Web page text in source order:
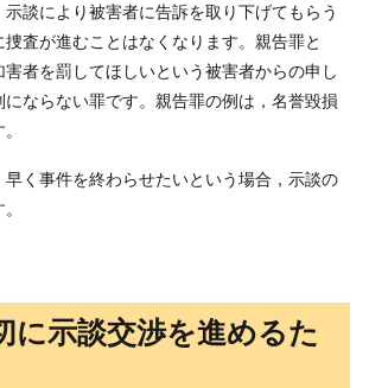
談により被害者に告訴を取り下げてもらう
捜査が進むことはなくなります。親告罪と
者を罰してほしいという被害者からの申し
にならない罪です。親告罪の例は，名誉毀損
く事件を終わらせたいという場合，示談の
示談交渉を進めるた